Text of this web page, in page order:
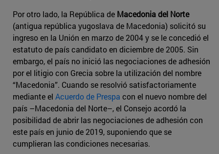
Por otro lado, la República de Macedonia del Norte
(antigua república yugoslava de Macedonia) solicitó su
ingreso en la Unión en marzo de 2004 y se le concedió el
estatuto de país candidato en diciembre de 2005. Sin
embargo, el país no inició las negociaciones de adhesión
por el litigio con Grecia sobre la utilización del nombre
“Macedonia”. Cuando se resolvió satisfactoriamente
mediante el Acuerdo de Prespa con el nuevo nombre del
país –Macedonia del Norte–, el Consejo acordó la
posibilidad de abrir las negociaciones de adhesión con
este país en junio de 2019, suponiendo que se
cumplieran las condiciones necesarias.